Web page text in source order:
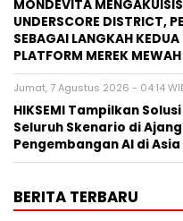
MONDEVITA
UNDERSCORE DISTRICT,
SEBAGAI LANGKAH
PLATFORM MEREK
Jumat, 7 Agustus 2026 - 04:14
HIKSEMI Tampilkan
Seluruh Skenario di
Pengembangan AI di
BERITA TERBARU